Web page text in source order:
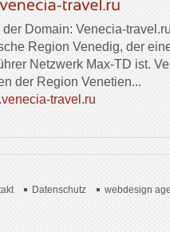
Domain: Venecia-
Region Venedig, der
Netzwerk Max-TD ist.
der Region Venetien...
travel.ru
Datenschutz webdesign